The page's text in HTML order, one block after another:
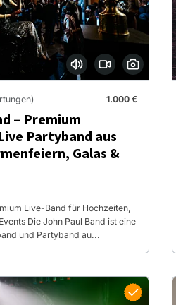
1.000 €
– Premium
Partyband aus
Galas &
Live-Band für Hochzeiten,
Die John Paul Band ist eine
und Partyband au...